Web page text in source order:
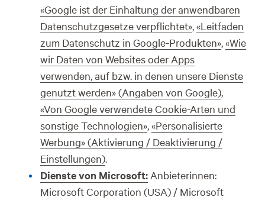
«Google ist der Einhaltung der anwendbaren
Datenschutzgesetze verpflichtet»,«Leitfaden
zum Datenschutz in Google-Produkten»,«Wie
wir Daten von Websites oder Apps
verwenden, auf bzw. in denen unsere Dienste
genutzt werden» (Angaben von Google),
«Von Google verwendete Cookie-Arten und
sonstige Technologien»,«Personalisierte
Werbung» (Aktivierung / Deaktivierung /
Einstellungen).
Dienste von Microsoft: Anbieterinnen:
Microsoft Corporation (USA) / Microsoft